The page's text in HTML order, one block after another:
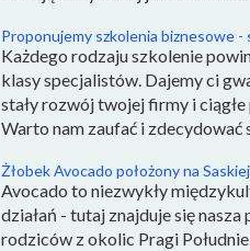
Proponujemy szkolenia biznesowe -
Każdego rodzaju szkolenie
klasy specjalistów. Dajemy ci
stały rozwój twojej firmy i
Warto nam zaufać i zdecydować
Żłobek Avocado położony na
Avocado to niezwykły
działań - tutaj znajduje się
rodziców z okolic Pragi